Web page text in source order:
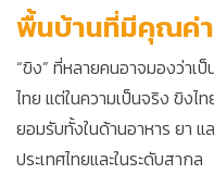
พื้นบ้านที่มีคุณค่า
“ขิง” ที่หลายคนอาจมองว่าเ
ไทย แต่ในความเป็นจริง ขิงไ
ยอมรับทั้งในด้านอาหาร ยา
ประเทศไทยและในระดับสากล